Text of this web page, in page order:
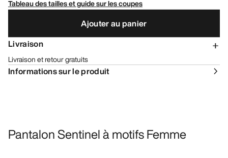
Tableau des tailles et guide sur les coupes
Ajouter au panier
Livraison
Livraison et retour gratuits
Informations sur le produit
Pantalon Sentinel à motifs Femme